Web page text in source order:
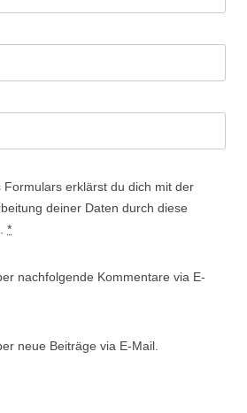
Formulars erklärst du dich mit der
deiner Daten durch diese
*
nachfolgende Kommentare via E-
neue Beiträge via E-Mail.